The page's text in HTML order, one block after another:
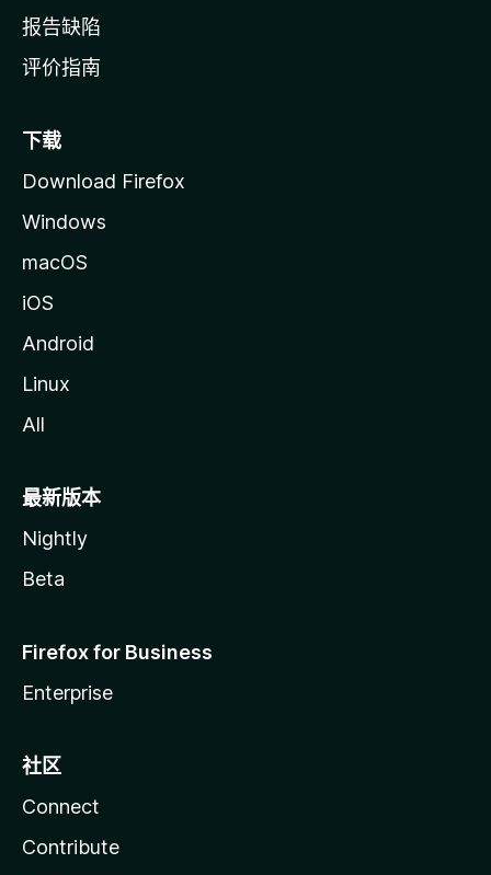
报告缺陷
评价指南
下载
Download Firefox
Windows
macOS
iOS
Android
Linux
All
最新版本
Nightly
Beta
Firefox for Business
Enterprise
社区
Connect
Contribute